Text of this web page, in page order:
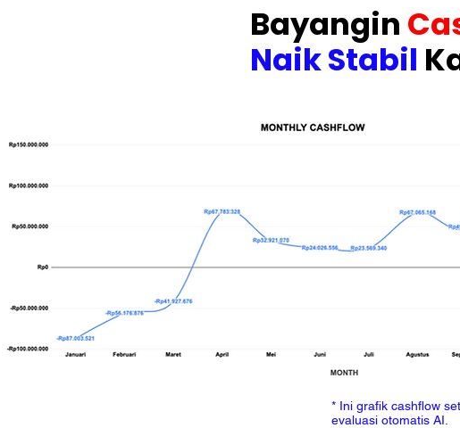
Bayangin
Naik Stabil
* Ini grafik cashflow
evaluasi otomatis AI.